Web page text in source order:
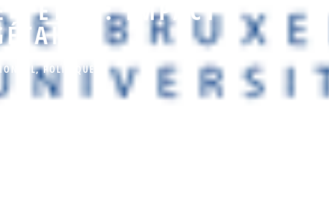
L’ETAT : IMPACT
,POLITIQUE